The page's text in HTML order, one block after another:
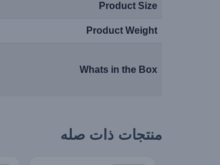
Product Size
Product Weight
Whats in the Box
منتجات ذات صله